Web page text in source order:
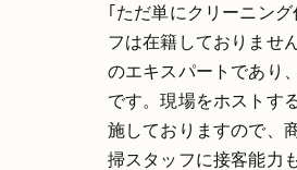
｢ただ単にクリーニン
フは在籍しておりませ
のエキスパートであり
です。現場をホストす
施しておりますので、
掃スタッフに接客能力